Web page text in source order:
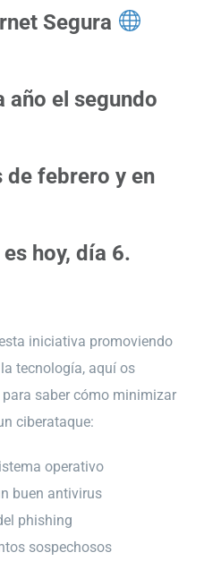
Segura
año el segundo
de febrero y en
hoy, día 6.
iniciativa promoviendo
tecnología, aquí os
para saber cómo minimizar
ciberataque:
operativo
buen antivirus
phishing
sospechosos